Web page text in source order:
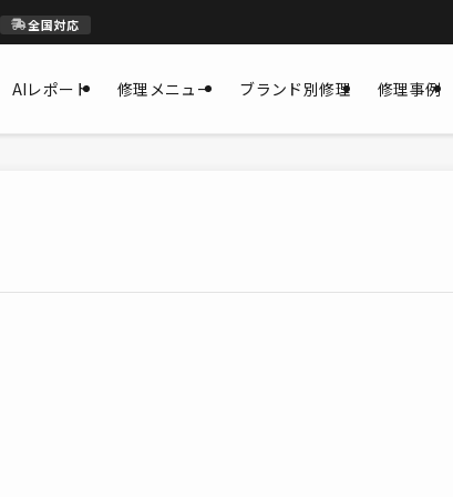
全国対応
AIレポート 修理メニュー ブランド別修理 修理事例